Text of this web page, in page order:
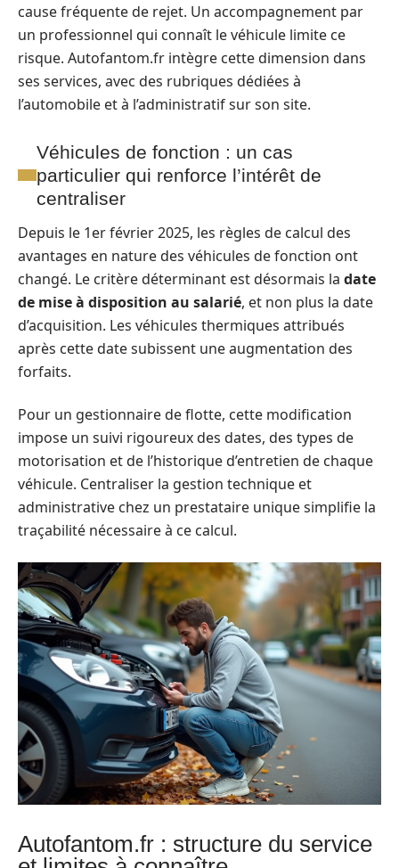
cause fréquente de rejet. Un accompagnement par
un professionnel qui connaît le véhicule limite ce
risque. Autofantom.fr intègre cette dimension dans
ses services, avec des rubriques dédiées à
l’automobile et à l’administratif sur son site.
Véhicules de fonction : un cas
particulier qui renforce l’intérêt de
centraliser
Depuis le 1er février 2025, les règles de calcul des
avantages en nature des véhicules de fonction ont
changé. Le critère déterminant est désormais la date
de mise à disposition au salarié, et non plus la date
d’acquisition. Les véhicules thermiques attribués
après cette date subissent une augmentation des
forfaits.
Pour un gestionnaire de flotte, cette modification
impose un suivi rigoureux des dates, des types de
motorisation et de l’historique d’entretien de chaque
véhicule. Centraliser la gestion technique et
administrative chez un prestataire unique simplifie la
traçabilité nécessaire à ce calcul.
Autofantom.fr : structure du service